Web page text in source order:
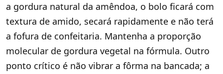
a gordura natural da amêndoa, o bolo ficará com
textura de amido, secará rapidamente e não terá
a fofura de confeitaria. Mantenha a proporção
molecular de gordura vegetal na fórmula. Outro
ponto crítico é não vibrar a fôrma na bancada; a